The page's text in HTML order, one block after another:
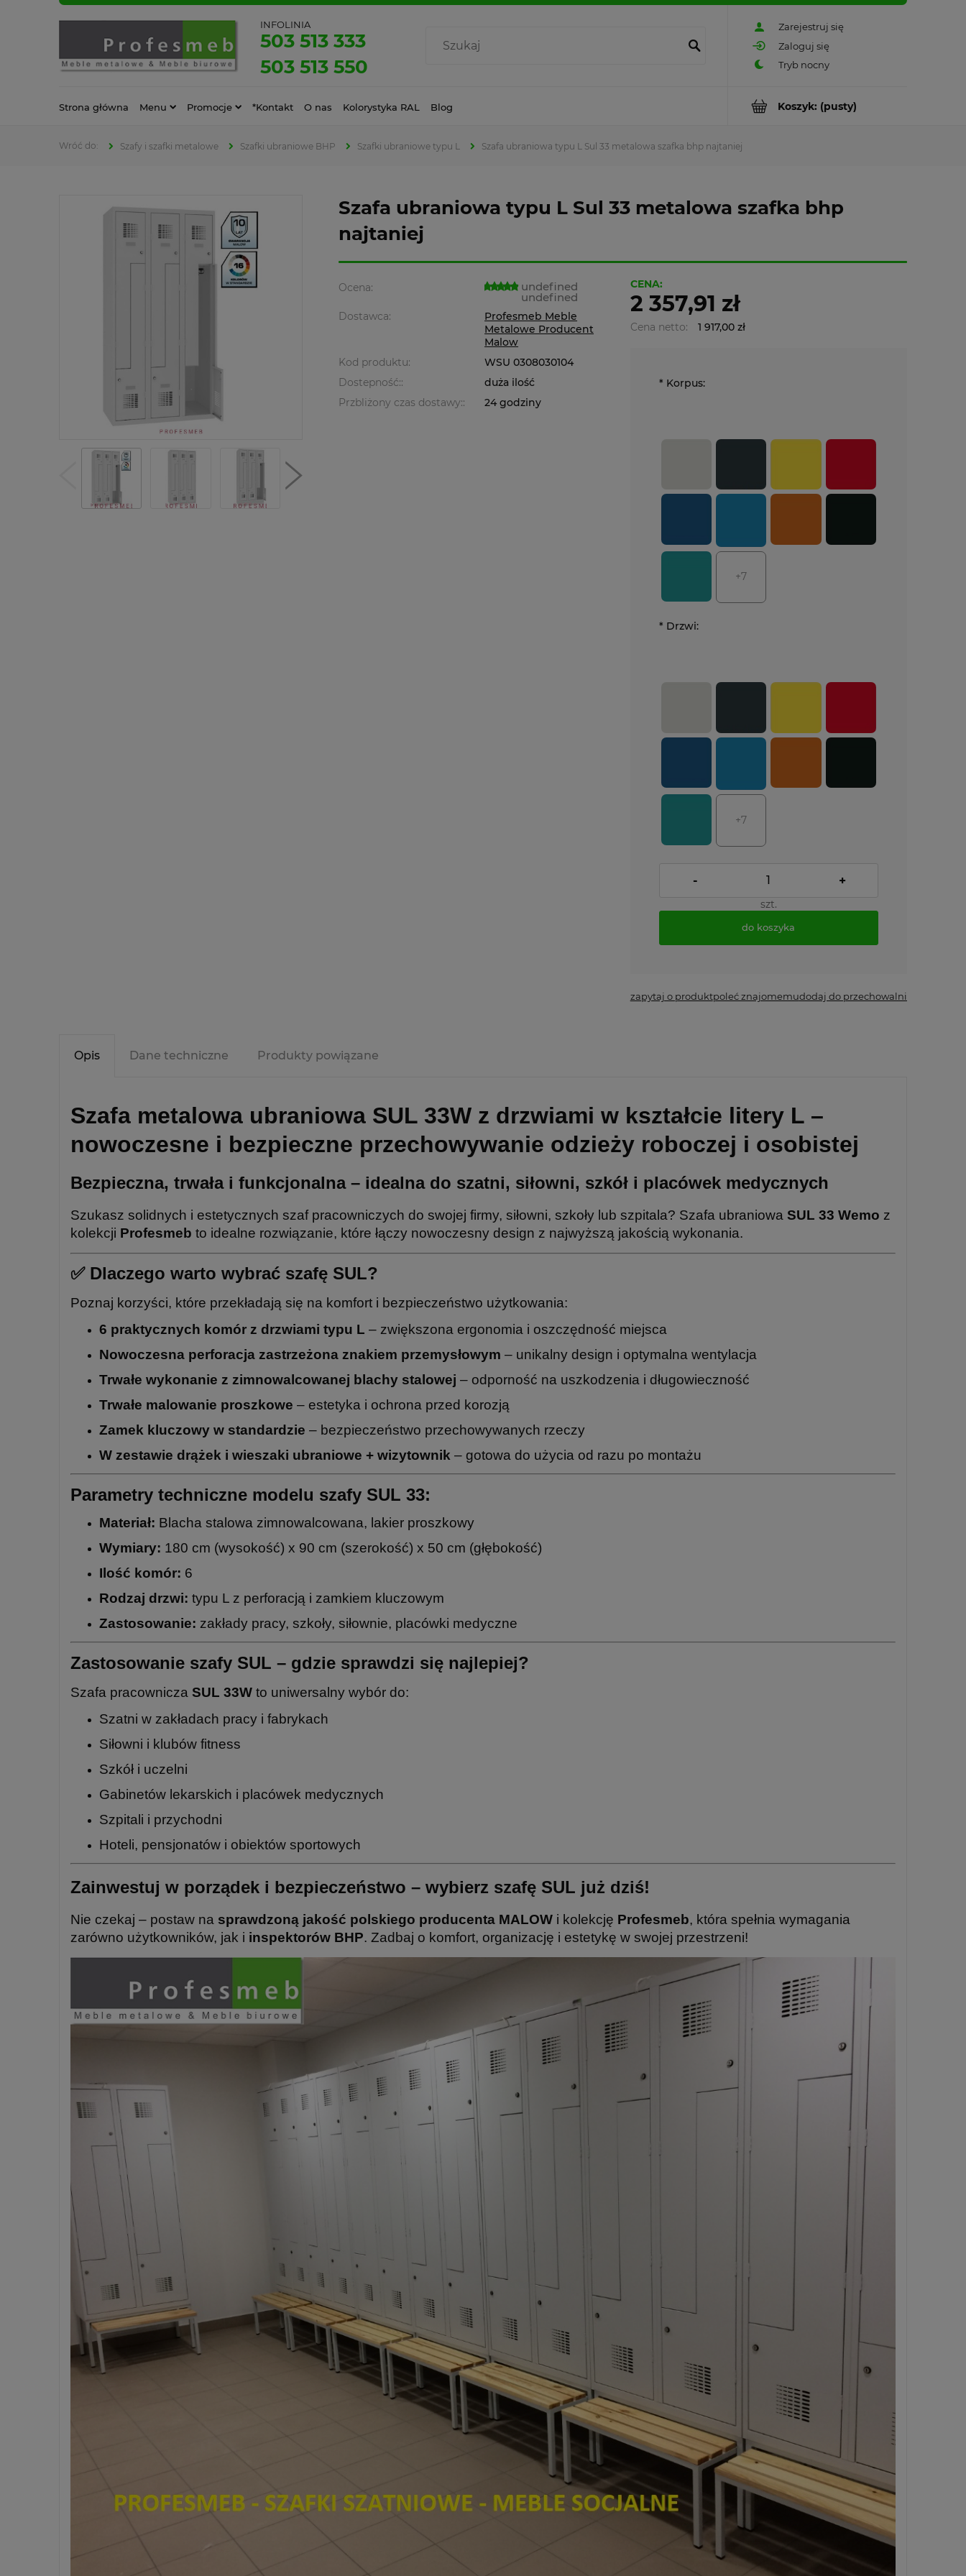
Zarejestruj się
Zaloguj się
INFOLINIA
503 513 333
503 513 550
Koszyk: (pusty)
Strona główna Menu Promocje *Kontakt O nas Kolorystyka RAL Blog
Szafy i szafki metalowe Szafki ubraniowe BHP Szafki ubraniowe typu L Szafa ubraniowa typu L Sul 33 metalowa szafka bhp najtaniej
Szafa ubraniowa typu L Sul 33 metalowa szafka bhp
najtaniej
Ocena: undefined
undefined
Dostawca:
Profesmeb Meble
Metalowe Producent
Malow
Kod produktu:
WSU 0308030104
Dostepność::
duża ilość
Przbliżony czas dostawy::
24 godziny
CENA:
2 357,91 zł
Cena netto: 1 917,00 zł
* Korpus:
+7
* Drzwi:
+7
- +
szt.
do koszyka
zapytaj o produktpoleć znajomemudodaj do przechowalni
Opis Dane techniczne Produkty powiązane
Szafa metalowa ubraniowa SUL 33W z drzwiami w kształcie litery L –
nowoczesne i bezpieczne przechowywanie odzieży roboczej i osobistej
Bezpieczna, trwała i funkcjonalna – idealna do szatni, siłowni, szkół i placówek medycznych
Szukasz solidnych i estetycznych szaf pracowniczych do swojej firmy, siłowni, szkoły lub szpitala? Szafa ubraniowa SUL 33 Wemo z
kolekcji Profesmeb to idealne rozwiązanie, które łączy nowoczesny design z najwyższą jakością wykonania.
✅ Dlaczego warto wybrać szafę SUL?
Poznaj korzyści, które przekładają się na komfort i bezpieczeństwo użytkowania:
6 praktycznych komór z drzwiami typu L – zwiększona ergonomia i oszczędność miejsca
Nowoczesna perforacja zastrzeżona znakiem przemysłowym – unikalny design i optymalna wentylacja
Trwałe wykonanie z zimnowalcowanej blachy stalowej – odporność na uszkodzenia i długowieczność
Trwałe malowanie proszkowe – estetyka i ochrona przed korozją
Zamek kluczowy w standardzie – bezpieczeństwo przechowywanych rzeczy
W zestawie drążek i wieszaki ubraniowe + wizytownik – gotowa do użycia od razu po montażu
Parametry techniczne modelu szafy SUL 33:
Materiał: Blacha stalowa zimnowalcowana, lakier proszkowy
Wymiary: 180 cm (wysokość) x 90 cm (szerokość) x 50 cm (głębokość)
Ilość komór: 6
Rodzaj drzwi: typu L z perforacją i zamkiem kluczowym
Zastosowanie: zakłady pracy, szkoły, siłownie, placówki medyczne
Zastosowanie szafy SUL – gdzie sprawdzi się najlepiej?
Szafa pracownicza SUL 33W to uniwersalny wybór do:
Szatni w zakładach pracy i fabrykach
Siłowni i klubów fitness
Szkół i uczelni
Gabinetów lekarskich i placówek medycznych
Szpitali i przychodni
Hoteli, pensjonatów i obiektów sportowych
Zainwestuj w porządek i bezpieczeństwo – wybierz szafę SUL już dziś!
Nie czekaj – postaw na sprawdzoną jakość polskiego producenta MALOW i kolekcję Profesmeb, która spełnia wymagania
zarówno użytkowników, jak i inspektorów BHP. Zadbaj o komfort, organizację i estetykę w swojej przestrzeni!